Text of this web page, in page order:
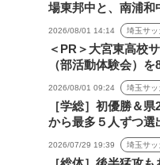
場東邦中と、南浦
2026/08/01 14:14 埼玉サ
＜PR＞大宮東高校
（部活動体験会）
2026/08/01 09:24 埼玉サ
［学総］初優勝＆
から最多５人ずつ選
2026/07/29 19:39 埼玉サ